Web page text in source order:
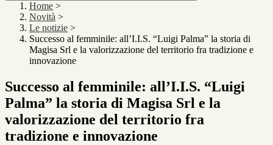
Home >
Novità >
Le notizie >
Successo al femminile: all’I.I.S. “Luigi Palma” la storia di
Magisa Srl e la valorizzazione del territorio fra tradizione e
innovazione
Successo al femminile: all’I.I.S. “Luigi
Palma” la storia di Magisa Srl e la
valorizzazione del territorio fra
tradizione e innovazione